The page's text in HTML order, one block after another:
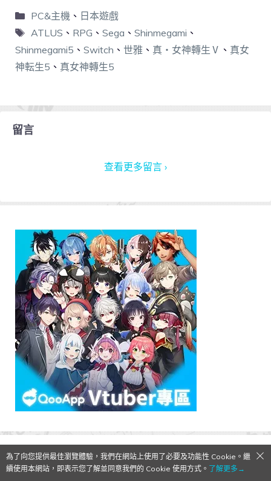
PC&主機 、 日本遊戲
ATLUS 、 RPG 、 Sega 、 Shinmegami 、
Shinmegami5 、 Switch 、 世雅 、 真・女神轉生Ⅴ 、 真女
神転生5 、 真女神轉生5
留言
查看更多留言 ›
為了向您提供最佳瀏覽體驗，我們在網站上使用了必要及功能性 Cookie。繼
續使用本網站，即表示您了解並同意我們的 Cookie 使用方式。 了解更多→